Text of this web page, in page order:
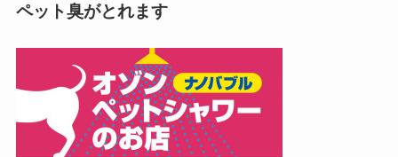
ペット臭がとれます